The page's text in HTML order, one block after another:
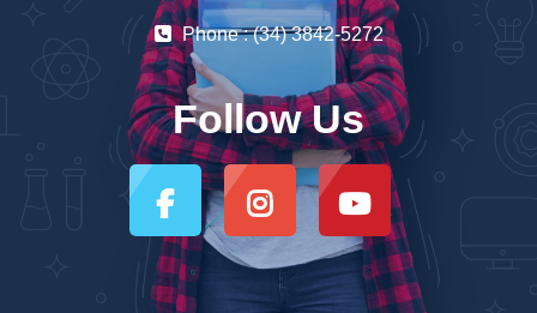
Phone : (34) 3842-5272
Follow Us